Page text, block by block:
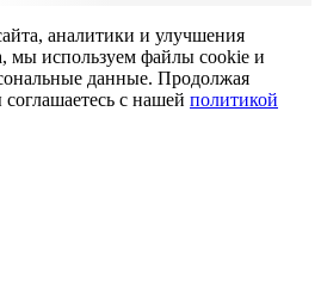
аналитики и улучшения
мы используем файлы cookie и
данные. Продолжая
с нашей политикой